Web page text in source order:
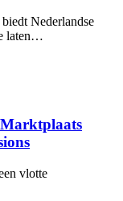
Nederlandse
laten…
vlotte